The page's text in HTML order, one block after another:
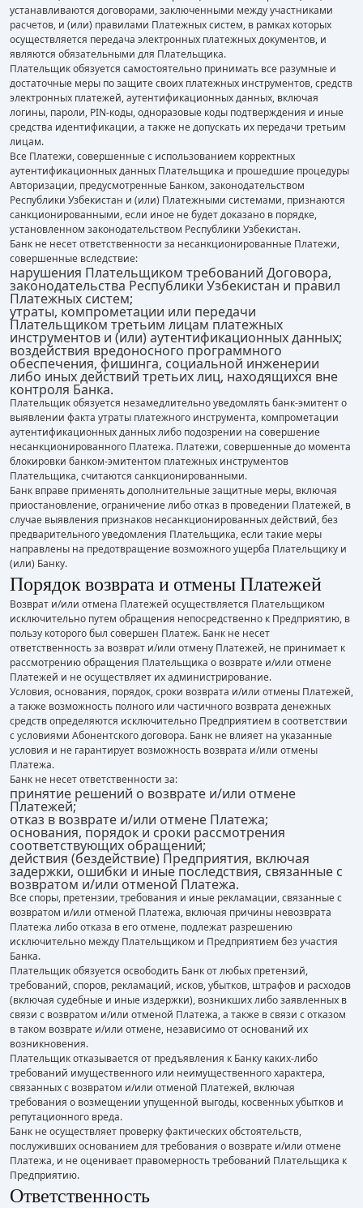
устанавливаются договорами, заключенными между участниками
расчетов, и (или) правилами Платежных систем, в рамках которых
осуществляется передача электронных платежных документов, и
являются обязательными для Плательщика.
Плательщик обязуется самостоятельно принимать все разумные и
достаточные меры по защите своих платежных инструментов, средств
электронных платежей, аутентификационных данных, включая
логины, пароли, PIN-коды, одноразовые коды подтверждения и иные
средства идентификации, а также не допускать их передачи третьим
лицам.
Все Платежи, совершенные с использованием корректных
аутентификационных данных Плательщика и прошедшие процедуры
Авторизации, предусмотренные Банком, законодательством
Республики Узбекистан и (или) Платежными системами, признаются
санкционированными, если иное не будет доказано в порядке,
установленном законодательством Республики Узбекистан.
Банк не несет ответственности за несанкционированные Платежи,
совершенные вследствие:
нарушения Плательщиком требований Договора,
законодательства Республики Узбекистан и правил
Платежных систем;
утраты, компрометации или передачи
Плательщиком третьим лицам платежных
инструментов и (или) аутентификационных данных;
воздействия вредоносного программного
обеспечения, фишинга, социальной инженерии
либо иных действий третьих лиц, находящихся вне
контроля Банка.
Плательщик обязуется незамедлительно уведомлять банк-эмитент о
выявлении факта утраты платежного инструмента, компрометации
аутентификационных данных либо подозрении на совершение
несанкционированного Платежа. Платежи, совершенные до момента
блокировки банком-эмитентом платежных инструментов
Плательщика, считаются санкционированными.
Банк вправе применять дополнительные защитные меры, включая
приостановление, ограничение либо отказ в проведении Платежей, в
случае выявления признаков несанкционированных действий, без
предварительного уведомления Плательщика, если такие меры
направлены на предотвращение возможного ущерба Плательщику и
(или) Банку.
Порядок возврата и отмены Платежей
Возврат и/или отмена Платежей осуществляется Плательщиком
исключительно путем обращения непосредственно к Предприятию, в
пользу которого был совершен Платеж. Банк не несет
ответственность за возврат и/или отмену Платежей, не принимает к
рассмотрению обращения Плательщика о возврате и/или отмене
Платежей и не осуществляет их администрирование.
Условия, основания, порядок, сроки возврата и/или отмены Платежей,
а также возможность полного или частичного возврата денежных
средств определяются исключительно Предприятием в соответствии
с условиями Абонентского договора. Банк не влияет на указанные
условия и не гарантирует возможность возврата и/или отмены
Платежа.
Банк не несет ответственности за:
принятие решений о возврате и/или отмене
Платежей;
отказ в возврате и/или отмене Платежа;
основания, порядок и сроки рассмотрения
соответствующих обращений;
действия (бездействие) Предприятия, включая
задержки, ошибки и иные последствия, связанные с
возвратом и/или отменой Платежа.
Все споры, претензии, требования и иные рекламации, связанные с
возвратом и/или отменой Платежа, включая причины невозврата
Платежа либо отказа в его отмене, подлежат разрешению
исключительно между Плательщиком и Предприятием без участия
Банка.
Плательщик обязуется освободить Банк от любых претензий,
требований, споров, рекламаций, исков, убытков, штрафов и расходов
(включая судебные и иные издержки), возникших либо заявленных в
связи с возвратом и/или отменой Платежа, а также в связи с отказом
в таком возврате и/или отмене, независимо от оснований их
возникновения.
Плательщик отказывается от предъявления к Банку каких-либо
требований имущественного или неимущественного характера,
связанных с возвратом и/или отменой Платежей, включая
требования о возмещении упущенной выгоды, косвенных убытков и
репутационного вреда.
Банк не осуществляет проверку фактических обстоятельств,
послуживших основанием для требования о возврате и/или отмене
Платежа, и не оценивает правомерность требований Плательщика к
Предприятию.
Ответственность